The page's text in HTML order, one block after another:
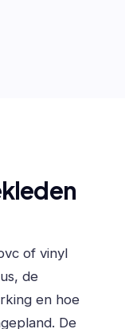
of vinyl
de
en hoe
De